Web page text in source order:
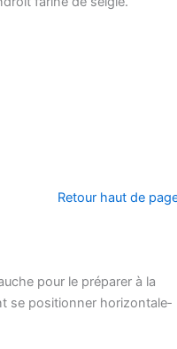
Retour haut de
pour le pré­pa­rer à la
se posi­tion­ner hori­zon­ta­le­